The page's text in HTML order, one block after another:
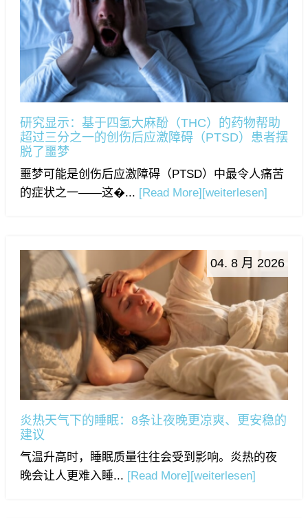
研究显示：基于四氢大麻酚（THC）的药物帮助
超过三分之一的创伤后应激障碍（PTSD）患者摆
脱了噩梦
噩梦可能是创伤后应激障碍（PTSD）中最令人痛苦
的症状之一——这�... [Read More] [weiterlesen]
04. 8 月 2026
炎热天气下的睡眠：8条让夜晚更凉爽、更安稳的
建议
气温升高时，睡眠质量往往会受到影响。炎热的夜
晚会让人更难入睡... [Read More] [weiterlesen]